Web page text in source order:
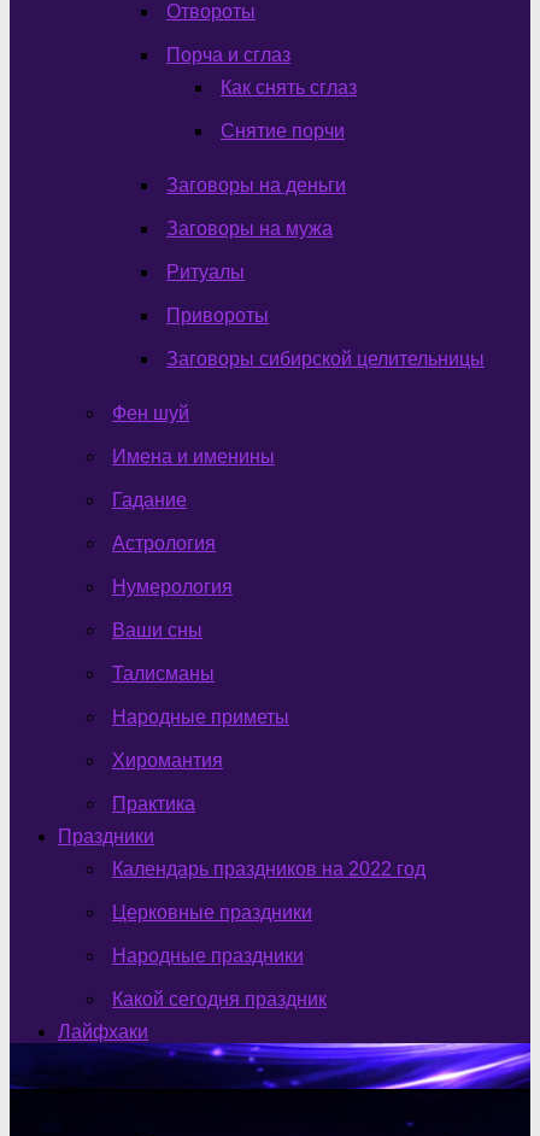
Отвороты
Порча и сглаз
Как снять сглаз
Снятие порчи
Заговоры на деньги
Заговоры на мужа
Ритуалы
Привороты
Заговоры сибирской целительницы
Фен шуй
Имена и именины
Гадание
Астрология
Нумерология
Ваши сны
Талисманы
Народные приметы
Хиромантия
Практика
Праздники
Календарь праздников на 2022 год
Церковные праздники
Народные праздники
Какой сегодня праздник
Лайфхаки